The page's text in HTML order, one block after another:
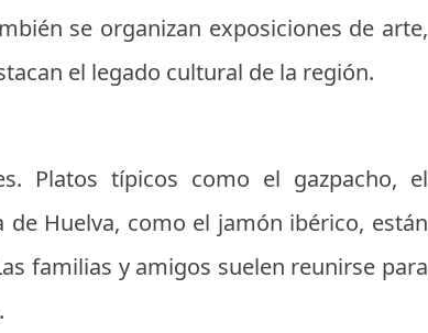
se organizan exposiciones de arte,
el legado cultural de la región.
Platos típicos como el gazpacho, el
Huelva, como el jamón ibérico, están
familias y amigos suelen reunirse para